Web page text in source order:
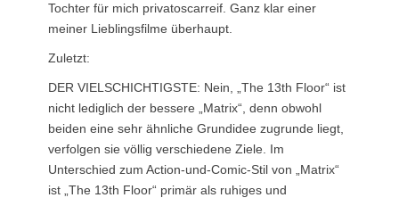
Tochter für mich privatoscarreif. Ganz klar einer
meiner Lieblingsfilme überhaupt.
Zuletzt:
DER VIELSCHICHTIGSTE: Nein, „The 13th Floor“ ist
nicht lediglich der bessere „Matrix“, denn obwohl
beiden eine sehr ähnliche Grundidee zugrunde liegt,
verfolgen sie völlig verschiedene Ziele. Im
Unterschied zum Action-und-Comic-Stil von „Matrix“
ist „The 13th Floor“ primär als ruhiges und